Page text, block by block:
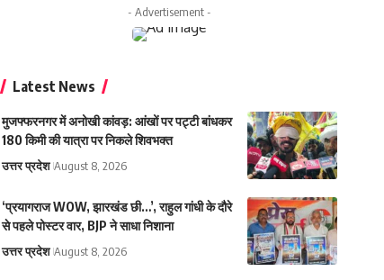
- Advertisement -
Latest News
मुजफ्फरनगर में अनोखी कांवड़: आंखों पर पट्टी बांधकर
180 किमी की यात्रा पर निकले शिवभक्त
उत्तर प्रदेश August 8, 2026
‘प्रयागराज WOW, झारखंड छी…’, राहुल गांधी के दौरे
से पहले पोस्टर वार, BJP ने साधा निशाना
उत्तर प्रदेश August 8, 2026